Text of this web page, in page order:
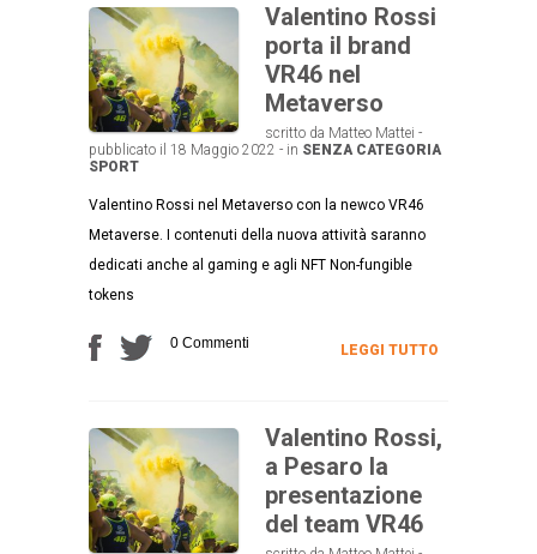
Valentino Rossi
porta il brand
VR46 nel
Metaverso
scritto da Matteo Mattei -
pubblicato il 18 Maggio 2022 - in SENZA CATEGORIA
SPORT
Valentino Rossi nel Metaverso con la newco VR46
Metaverse. I contenuti della nuova attività saranno
dedicati anche al gaming e agli NFT Non-fungible
tokens
0 Commenti LEGGI TUTTO
Valentino Rossi,
a Pesaro la
presentazione
del team VR46